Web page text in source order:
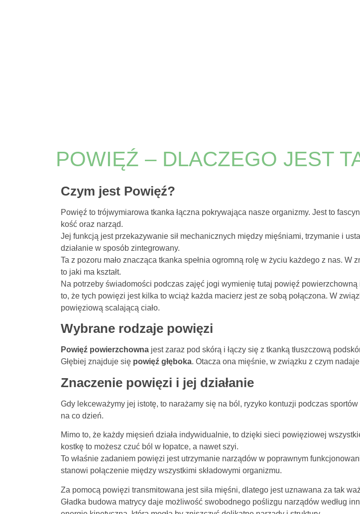
POWIĘŹ – DLACZEGO JEST
Czym jest Powięź?
Powięź to trójwymiarowa tkanka łączna pokrywająca nasze organizmy. Jest to
kość oraz narząd.
Jej funkcją jest przekazywanie sił mechanicznych między mięśniami, trzymanie i
działanie w sposób zintegrowany.
Ta z pozoru mało znacząca tkanka spełnia ogromną rolę w życiu każdego z nas.
to jaki ma kształt.
Na potrzeby świadomości podczas zajęć jogi wymienię tutaj powięź
to, że tych powięzi jest kilka to wciąż każda macierz jest ze sobą połączona. W
powięziową scalającą ciało.
Wybrane rodzaje powięzi
Powięź powierzchowna jest zaraz pod skórą i łączy się z tkanką tłuszczową
Głębiej znajduje się powięź głęboka. Otacza ona mięśnie, w związku z czym
Znaczenie powięzi i jej działanie
Gdy lekceważymy jej istotę, to narażamy się na ból, ryzyko kontuzji podczas
na co dzień.
Mimo to, że każdy mięsień działa indywidualnie, to dzięki sieci powięziowej
kostkę to możesz czuć ból w łopatce, a nawet szyi.
To właśnie zadaniem powięzi jest utrzymanie narządów w poprawnym
stanowi połączenie między wszystkimi składowymi organizmu.
Za pomocą powięzi transmitowana jest siła mięśni, dlatego jest uznawana za tak
Gładka budowa matrycy daje możliwość swobodnego poślizgu narządów według